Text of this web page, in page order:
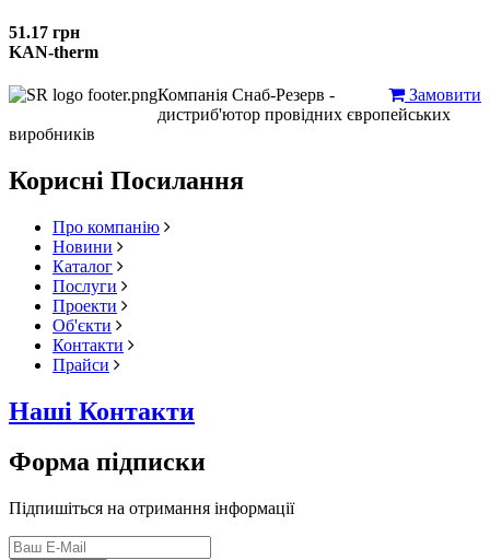
51.17 грн
KAN-therm
Замовити
Компанія Снаб-Резерв -
дистриб'ютор провідних європейських
виробників
Корисні Посилання
Про компанію
Новини
Каталог
Послуги
Проекти
Об'єкти
Контакти
Прайси
Наші Контакти
Форма підписки
Підпишіться на отримання інформації